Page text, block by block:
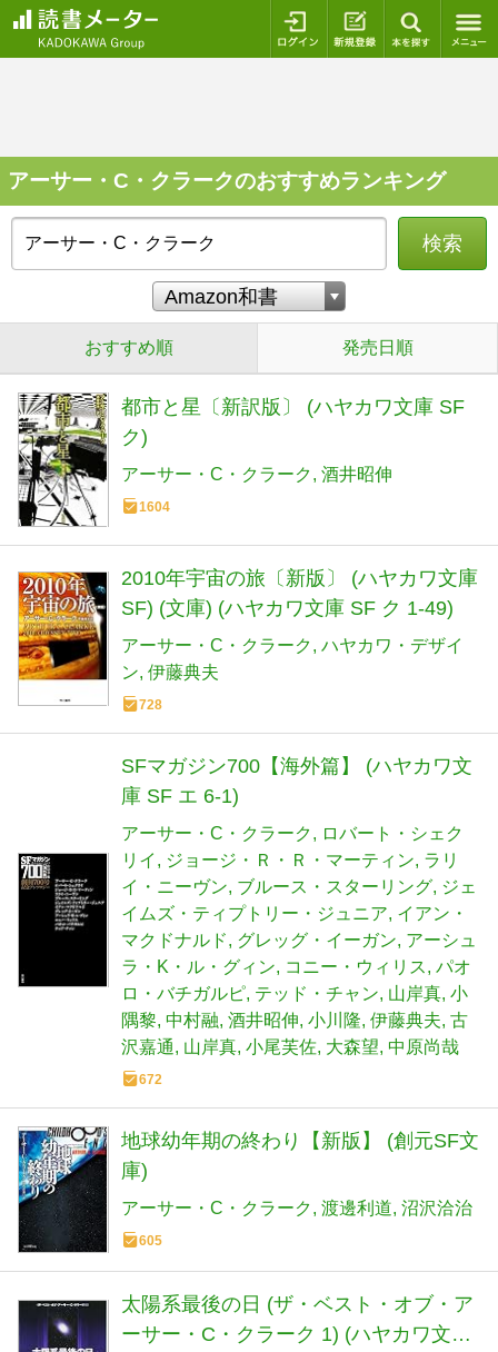
ログイン 新規登録
アーサー・C・クラークのおすすめランキング
検索
おすすめ順 発売日順
都市と星〔新訳版〕 (ハヤカワ文庫 SF
ク)
アーサー・C・クラーク 酒井昭伸
1604
2010年宇宙の旅〔新版〕 (ハヤカワ文庫
SF) (文庫) (ハヤカワ文庫 SF ク 1-49)
アーサー・C・クラーク ハヤカワ・デザイ
ン 伊藤典夫
728
SFマガジン700【海外篇】 (ハヤカワ文
庫 SF エ 6-1)
アーサー・C・クラーク
ロバート・シェク
リイ
ジョージ・Ｒ・Ｒ・マーティン ラリ
イ・ニーヴン ブルース・スターリング ジェ
イムズ・ティプトリー・ジュニア イアン・
マクドナルド
グレッグ・イーガン アーシュ
ラ・K・ル・グィン
コニー・ウィリス パオ
ロ・バチガルピ テッド・チャン 山岸真 小
隅黎 中村融 酒井昭伸 小川隆 伊藤典夫 古
沢嘉通
山岸真 小尾芙佐 大森望 中原尚哉
672
地球幼年期の終わり【新版】 (創元SF文
庫)
アーサー・C・クラーク 渡邊利道 沼沢洽治
605
太陽系最後の日 (ザ・ベスト・オブ・ア
ーサー・C・クラーク 1) (ハヤカワ文庫